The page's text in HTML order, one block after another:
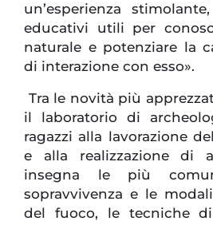
un’esperienza
educativi utili per
naturale e potenziare la
di interazione con esso».
Tra le novità più
il laboratorio di
ragazzi alla lavorazione
e alla realizzazione di
insegna le più
sopravvivenza e le
del fuoco, le tecniche